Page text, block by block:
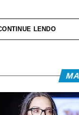
privada,
no Programa
do Brasil,
LENDO